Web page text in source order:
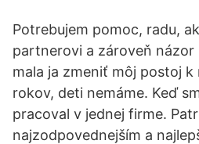
Potrebujem pomoc, radu,
partnerovi a zároveň názor
mala ja zmeniť môj postoj k
rokov, deti nemáme. Keď
pracoval v jednej firme.
najzodpovednejším a